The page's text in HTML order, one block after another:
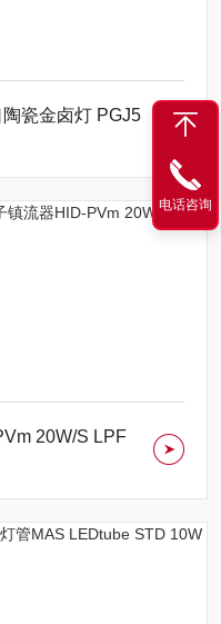
瓷金卤灯 PGJ5
20W/S LPF
电话咨询